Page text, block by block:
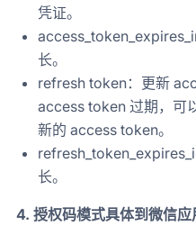
凭证。
长。
refresh token：更新
access token 过期，可
新的 access token。
长。
4. 授权码模式具体到微信应